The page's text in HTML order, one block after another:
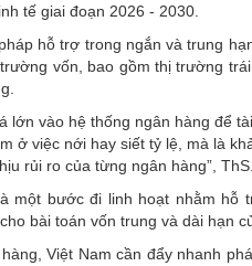
tế giai đoạn 2026 - 2030.
hỗ trợ trong ngắn và trung
vốn, bao gồm thị trường
lớn vào hệ thống ngân hàng để
ở việc nới hay siết tỷ lệ, mà là
rủi ro của từng ngân hàng”,
một bước đi linh hoạt nhằm hỗ
bài toán vốn trung và dài hạn
Việt Nam cần đẩy nhanh